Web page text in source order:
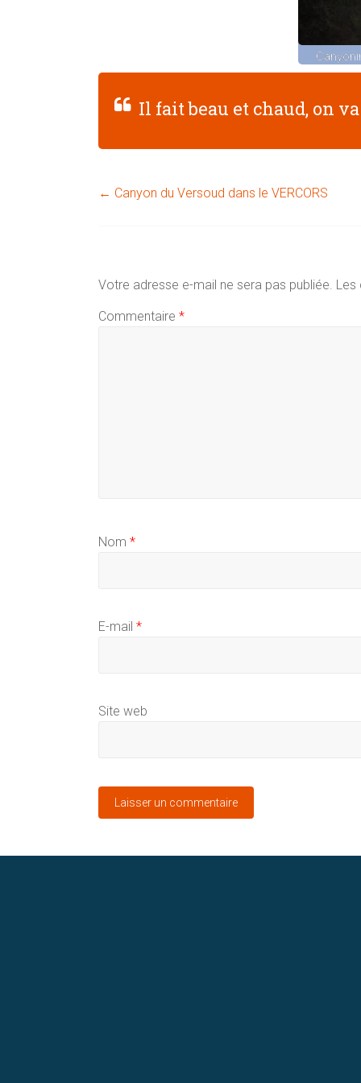
Il fait beau et chaud, on va
← Canyon du Versoud dans le VERCORS
Votre adresse e-mail ne sera pas publiée. Les
Commentaire *
Nom *
E-mail *
Site web